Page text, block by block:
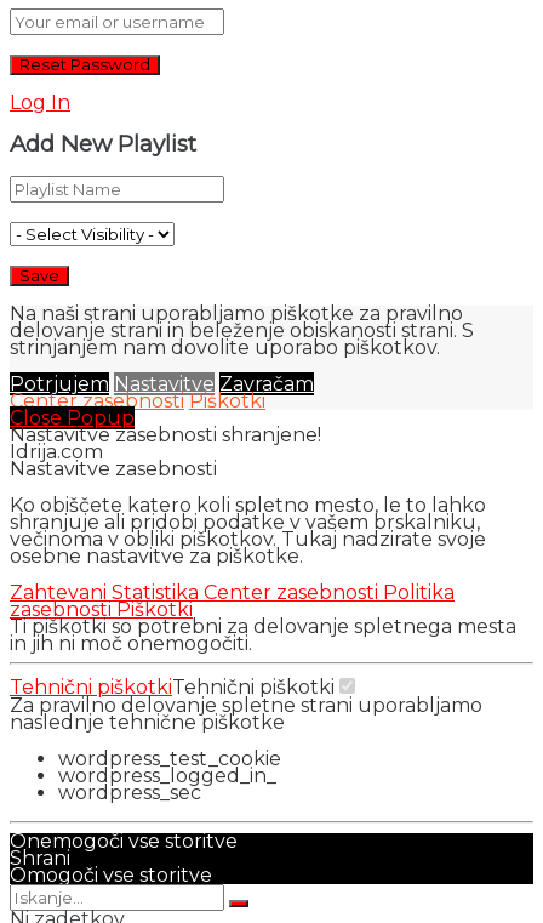
Log In
Add New Playlist
Na naši strani uporabljamo piškotke za pravilno
delovanje strani in beleženje obiskanosti strani. S
strinjanjem nam dovolite uporabo piškotkov.
Potrjujem Nastavitve Zavračam
Center zasebnosti Piškotki
Close Popup
Nastavitve zasebnosti shranjene!
Idrija.com
Nastavitve zasebnosti
Ko obiščete katero koli spletno mesto, le to lahko
shranjuje ali pridobi podatke v vašem brskalniku,
večinoma v obliki piškotkov. Tukaj nadzirate svoje
osebne nastavitve za piškotke.
Zahtevani Statistika Center zasebnosti Politika
zasebnosti Piškotki
Ti piškotki so potrebni za delovanje spletnega mesta
in jih ni moč onemogočiti.
Tehnični piškotkiTehnični piškotki
Za pravilno delovanje spletne strani uporabljamo
naslednje tehnične piškotke
wordpress_test_cookie
wordpress_logged_in_
wordpress_sec
Onemogoči vse storitve
Shrani
Omogoči vse storitve